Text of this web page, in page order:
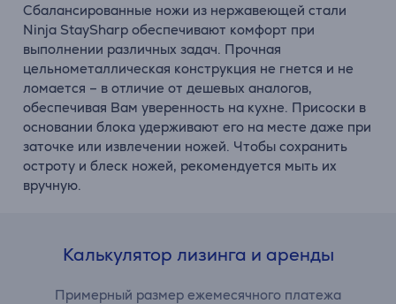
Сбалансированные ножи из нержавеющей стали
Ninja StaySharp обеспечивают комфорт при
выполнении различных задач. Прочная
цельнометаллическая конструкция не гнется и не
ломается – в отличие от дешевых аналогов,
обеспечивая Вам уверенность на кухне. Присоски в
основании блока удерживают его на месте даже при
заточке или извлечении ножей. Чтобы сохранить
остроту и блеск ножей, рекомендуется мыть их
вручную.
Калькулятор лизинга и аренды
Примерный размер ежемесячного платежа